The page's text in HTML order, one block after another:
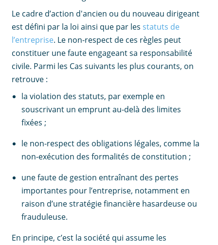
Le cadre d’action d'ancien ou du nouveau dirigeant
est défini par la loi ainsi que par les statuts de
l’entreprise. Le non-respect de ces règles peut
constituer une faute engageant sa responsabilité
civile. Parmi les Cas suivants les plus courants, on
retrouve :
la violation des statuts, par exemple en
souscrivant un emprunt au-delà des limites
fixées ;
le non-respect des obligations légales, comme la
non-exécution des formalités de constitution ;
une faute de gestion entraînant des pertes
importantes pour l’entreprise, notamment en
raison d’une stratégie financière hasardeuse ou
frauduleuse.
En principe, c’est la société qui assume les